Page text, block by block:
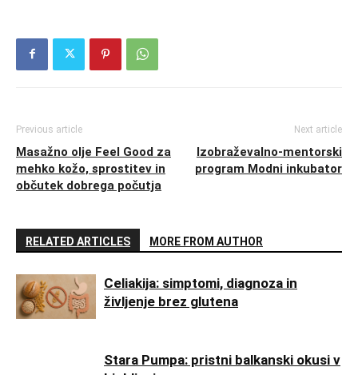
Previous article
Masažno olje Feel Good za
mehko kožo, sprostitev in
občutek dobrega počutja
Next article
Izobraževalno-mentorski
program Modni inkubator
RELATED ARTICLES MORE FROM AUTHOR
Celiakija: simptomi, diagnoza in
življenje brez glutena
Stara Pumpa: pristni balkanski okusi v